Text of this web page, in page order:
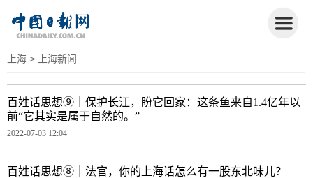
上海 > 上海新闻
百姓话思想⑨｜保护长江，盼它回家：这条鱼来自1.4亿年以
前“它其实是属于自然的。”
2022-07-03 12:04
百姓话思想⑧｜法官，你的上海话怎么有一股东北味儿？